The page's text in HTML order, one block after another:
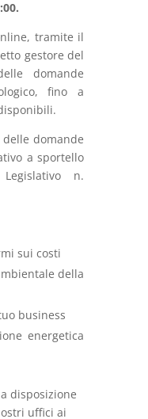
tramite il
gestoredel
domande
finoa
domande
a sportello
n.
sui costi
della
business
energetica
disposizione
uffici ai